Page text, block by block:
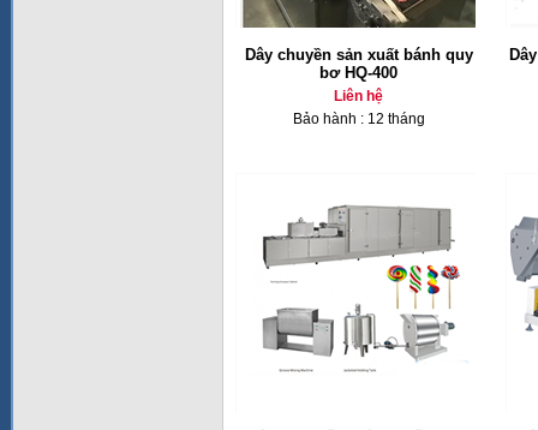
Dây chuyền sản xuất bánh quy
bơ HQ-400
Liên hệ
Bảo hành : 12 tháng